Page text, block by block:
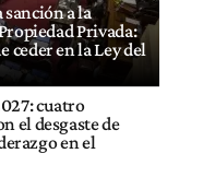
sanción a la
Privada:
ceder en la Ley del
cuatro
el desgaste de
en el